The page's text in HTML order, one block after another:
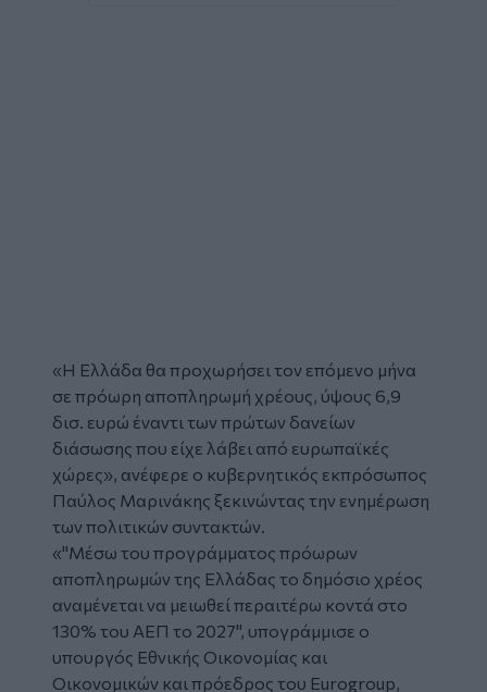
«Η Ελλάδα θα προχωρήσει τον επόμενο μήνα
σε πρόωρη αποπληρωμή χρέους, ύψους 6,9
δισ. ευρώ έναντι των πρώτων δανείων
διάσωσης που είχε λάβει από ευρωπαϊκές
χώρες», ανέφερε ο κυβερνητικός εκπρόσωπος
Παύλος Μαρινάκης ξεκινώντας την ενημέρωση
των πολιτικών συντακτών.
«"Μέσω του προγράμματος πρόωρων
αποπληρωμών της Ελλάδας το δημόσιο χρέος
αναμένεται να μειωθεί περαιτέρω κοντά στο
130% του ΑΕΠ το 2027", υπογράμμισε ο
υπουργός Εθνικής Οικονομίας και
Οικονομικών και πρόεδρος του Eurogroup,